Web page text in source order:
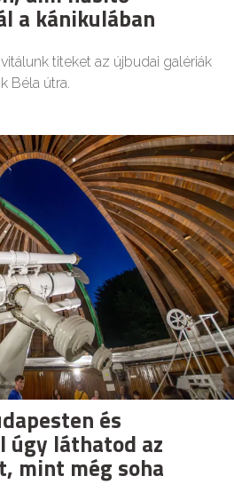
a kánikulában
titeket az újbudai galériák
Béla útra.
és
úgy láthatod az
mint még soha